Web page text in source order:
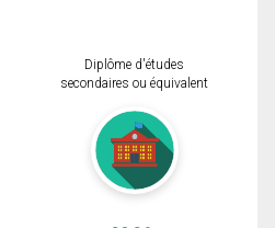
Diplôme d'études
secondaires ou équivalent